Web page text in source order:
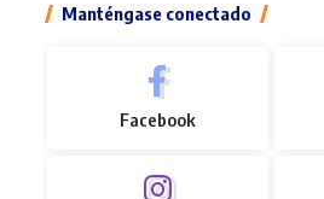
Manténgase conectado
Facebook